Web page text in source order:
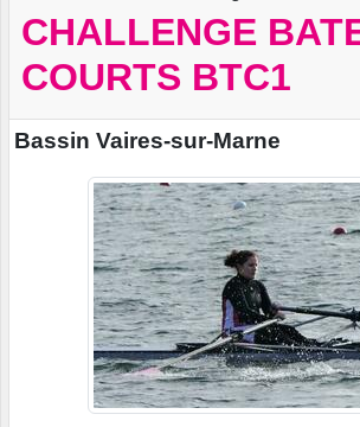
CHALLENGE
COURTS BTC1
Bassin Vaires-sur-Marne